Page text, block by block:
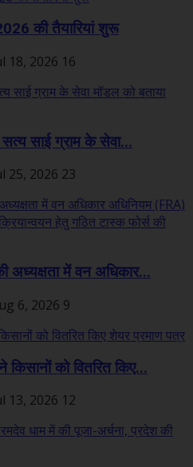
की तैयारियां शुरू
18, 2026 16
साई ग्राम के सेवा...
25, 2026 23
अध्यक्षता में वन अधिकार...
6, 2026 9
किसानों को वितरित किए...
13, 2026 12